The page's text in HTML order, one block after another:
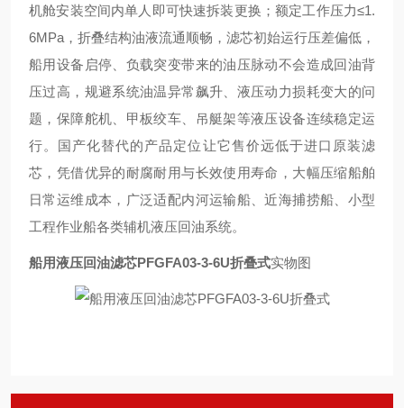
机舱安装空间内单人即可快速拆装更换；额定工作压力≤1.
6MPa，折叠结构油液流通顺畅，滤芯初始运行压差偏低，
船用设备启停、负载突变带来的油压脉动不会造成回油背
压过高，规避系统油温异常飙升、液压动力损耗变大的问
题，保障舵机、甲板绞车、吊艇架等液压设备连续稳定运
行。国产化替代的产品定位让它售价远低于进口原装滤
芯，凭借优异的耐腐耐用与长效使用寿命，大幅压缩船舶
日常运维成本，广泛适配内河运输船、近海捕捞船、小型
工程作业船各类辅机液压回油系统。
船用液压回油滤芯PFGFA03-3-6U折叠式实物图